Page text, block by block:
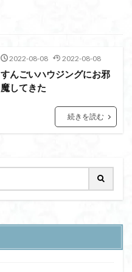
2022-08-08 2022-08-08
すんごいハウジングにお邪
魔してきた
続きを読む